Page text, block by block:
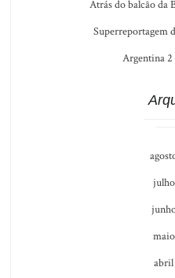
Atrás do balcão da
Superreportagem
Argentina 2
abril